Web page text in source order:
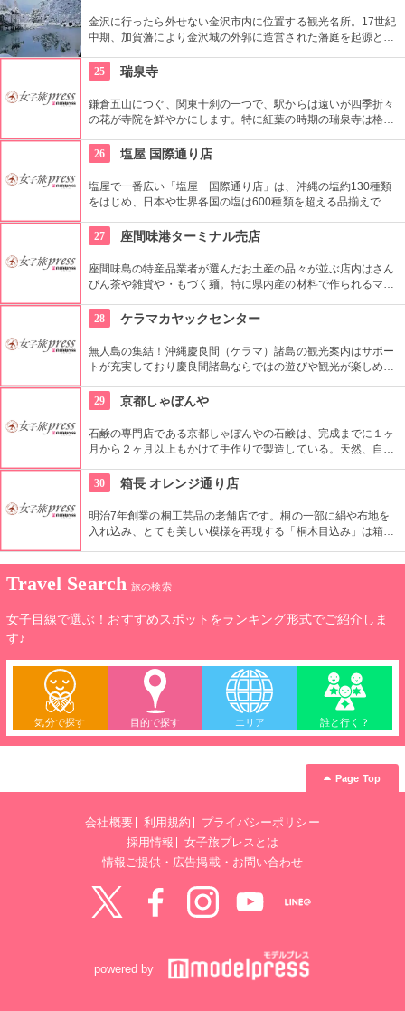
金沢に行ったら外せない金沢市内に位置する観光名所。17世紀
中期、加賀藩により金沢城の外郭に造営された藩庭を起源とす
市の偕楽園と並んで、日本三名園の一つ。1922年に国の名勝、
1985年には国の特別名勝に指定。
25 瑞泉寺
鎌倉五山につぐ、関東十刹の一つで、駅からは遠いが四季折々
の花が寺院を鮮やかにします。特に紅葉の時期の瑞泉寺は格別
たいところです。
26 塩屋 国際通り店
塩屋で一番広い「塩屋 国際通り店」は、沖縄の塩約130種類
をはじめ、日本や世界各国の塩は600種類を超える品揃えで
のできるボディケアコーナー、充実のギフトに、月ごとに変わ
るご紹介塩コーナーなどもりだくさん。ソルトソムリエもいて
いろいろ相談できそう。
27 座間味港ターミナル売店
座間味島の特産品業者が選んだお土産の品々が並ぶ店内はさん
ぴん茶や雑貨や・もづく麺。特に県内産の材料で作られるマド
入りの20〜40箱のみの限定品です。
28 ケラマカヤックセンター
無人島の集結！沖縄慶良間（ケラマ）諸島の観光案内はサポー
トが充実しており慶良間諸島ならではの遊びや観光が楽しめま
安心して楽しめるスクール制度もあります。座間味島での有名
なホエールウォッチングもほぼ100％の確立です。その他自分
だけのキャンドル・ガラスづくりなどの楽しみもあります。
29 京都しゃぼんや
石鹸の専門店である京都しゃぼんやの石鹸は、完成までに１ヶ
月から２ヶ月以上もかけて手作りで製造している。天然、自然
ゃんから肌の弱い方やお年寄りまで安心して使うことができ
る。
30 箱長 オレンジ通り店
明治7年創業の桐工芸品の老舗店です。桐の一部に絹や布地を
入れ込み、とても美しい模様を再現する「桐木目込み」は箱長
す。
Travel Search 旅の検索
女子目線で選ぶ！おすすめスポットをランキング形式でご紹介しま
す♪
気分で探す 目的で探す エリア 誰と行く？
Page Top
会社概要 利用規約
プライバシーポリシー
採用情報
女子旅プレスとは
情報ご提供・広告掲載・お問い合わせ
powered by